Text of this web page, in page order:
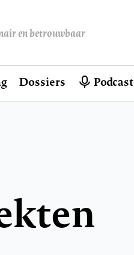
en betrouwbaar
Dossiers Podcast